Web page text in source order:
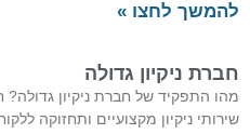
להמשך לחצו »
חברת ניקיון גדולה
מהו התפקיד של חברת ניקיון
שירותי ניקיון מקצועיים ותחזוקה